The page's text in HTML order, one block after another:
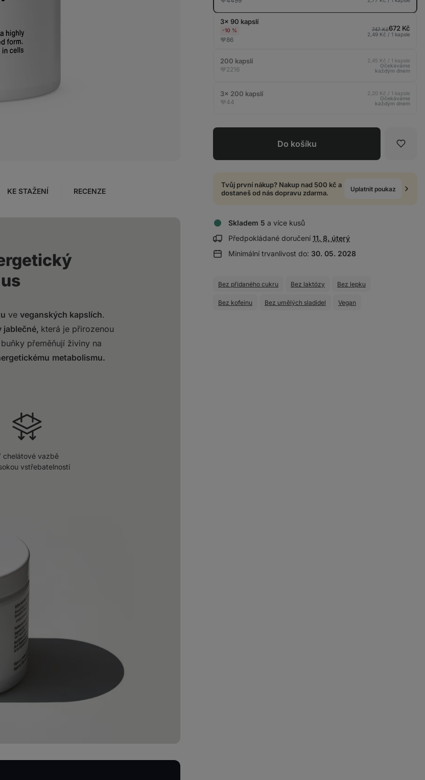
3× 90 kapslí
-10 %
86
747 Kč672 Kč
2,49 Kč / 1 kapsle
200 kapslí
2216
2,45 Kč / 1 kapsle
Očekáváme
každým dnem
3× 200 kapslí
44
2,20 Kč / 1 kapsle
Očekáváme
každým dnem
Do košíku
Tvůj první nákup? Nakup nad 500 kč a
dostaneš od nás dopravu zdarma.
Uplatnit poukaz
Skladem 5 a více kusů
Předpokládané doručení Zobrazit
o
11. 8. úterý
Minimální trvanlivost do: 30. 05. 2028
Bez přidaného cukru Bez laktózy Bez lepku
Bez kofeinu Bez umělých sladidel Vegan
KE STAŽENÍ RECENZE
ve veganských kapslích.
jablečné, která je přirozenou
přeměňují živiny na
metabolismu.
chelátové vazbě
vstřebatelností